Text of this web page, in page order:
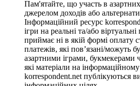
Пам'ятайте, що участь в
джерелом доходів або
Інформаційний ресурс
ігри на реальні та/або
приймає ні в якій формі оплату
платежів, які пов’язані/можуть
азартними іграми, букмекерами
які матеріали на інформаційному
korrespondent.net публікуються